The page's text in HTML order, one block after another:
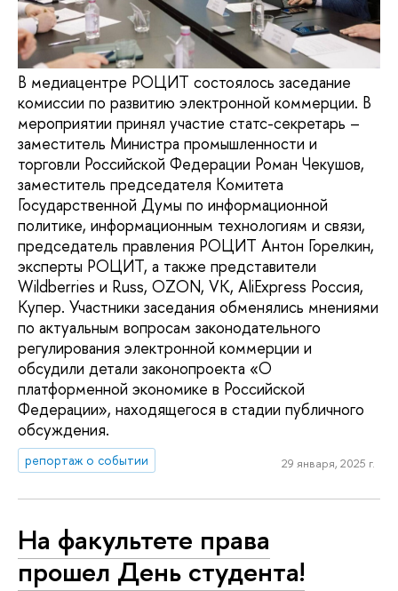
В медиацентре РОЦИТ состоялось заседание
комиссии по развитию электронной коммерции. В
мероприятии принял участие статс-секретарь –
заместитель Министра промышленности и
торговли Российской Федерации Роман Чекушов,
заместитель председателя Комитета
Государственной Думы по информационной
политике, информационным технологиям и связи,
председатель правления РОЦИТ Антон Горелкин,
эксперты РОЦИТ, а также представители
Wildberries и Russ, OZON, VK, AliExpress Россия,
Купер. Участники заседания обменялись мнениями
по актуальным вопросам законодательного
регулирования электронной коммерции и
обсудили детали законопроекта «О
платформенной экономике в Российской
Федерации», находящегося в стадии публичного
обсуждения.
репортаж о событии 29 января, 2025 г.
На факультете права
прошел День студента!